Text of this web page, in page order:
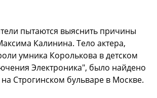
пытаются выяснить причины
Калинина. Тело актера,
умника Королькова в детском
Электроника", было найдено
Строгинском бульваре в Москве.